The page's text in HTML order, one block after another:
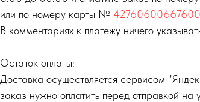
или по номеру карты №
В комментариях к платежу ничего
Остаток оплаты:
Доставка осуществляется сервисом
заказ нужно оплатить перед отправкой на